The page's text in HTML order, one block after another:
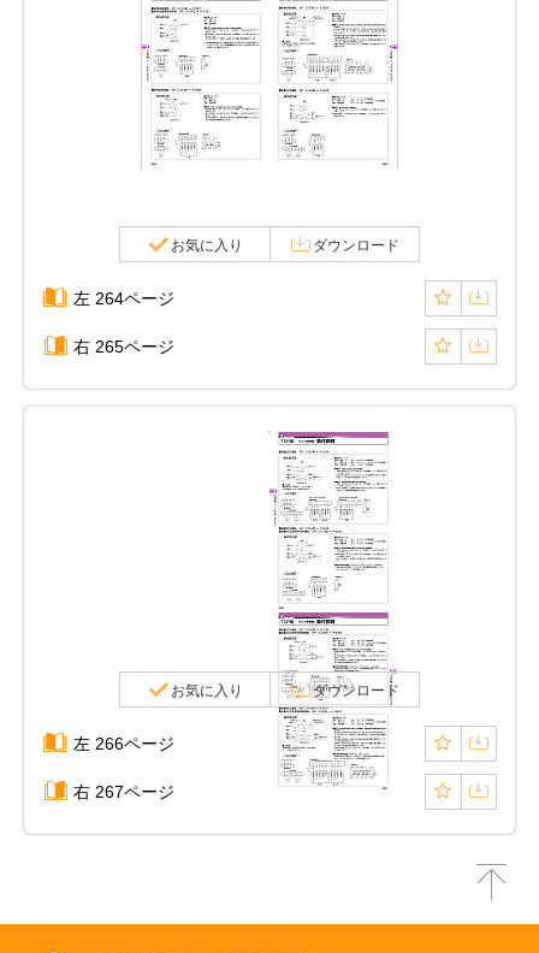
お気に入り ダウンロード
左 264ページ
右 265ページ
お気に入り ダウンロード
左 266ページ
右 267ページ